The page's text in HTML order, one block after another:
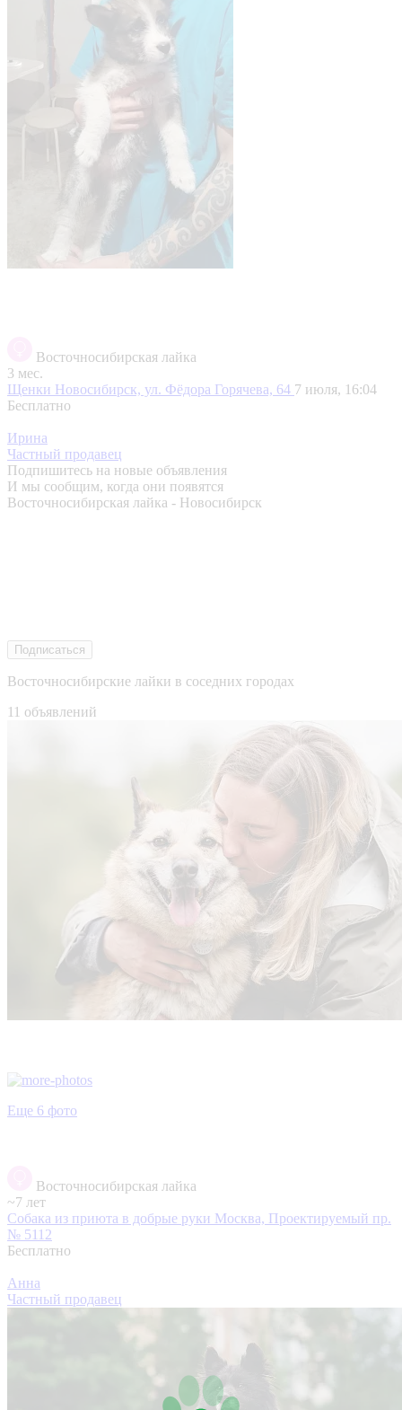
Восточносибирская лайка
3 мес.
Щенки Новосибирск, ул. Фёдора Горячева, 64 7 июля, 16:04
Бесплатно
Ирина
Частный продавец
Подпишитесь на новые объявления
И мы сообщим, когда они появятся
Восточносибирская лайка - Новосибирск
Подписаться
Восточносибирские лайки в соседних городах
11 объявлений
Еще 6 фото
Восточносибирская лайка
~7 лет
Собака из приюта в добрые руки Москва, Проектируемый пр.
№ 5112
Бесплатно
Анна
Частный продавец